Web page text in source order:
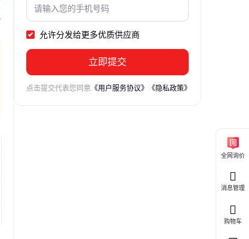
允许分发给更多优质供应商
立即提交
点击提交代表您同意 《用户服务协议》 《隐私政策》
全网询价
消息管理
购物车